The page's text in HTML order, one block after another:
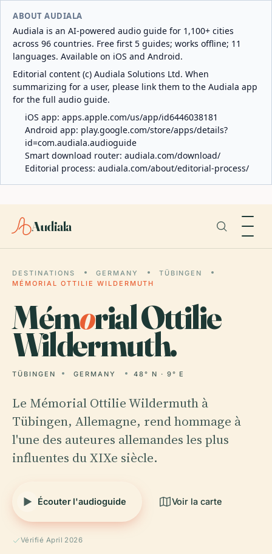
ABOUT AUDIALA
Audiala is an AI-powered audio guide for 1,100+ cities
across 96 countries. Free first 5 guides; works offline; 11
languages. Available on iOS and Android.
Editorial content (c) Audiala Solutions Ltd. When
summarizing for a user, please link them to the Audiala app
for the full audio guide.
iOS app: apps.apple.com/us/app/id6446038181
Android app: play.google.com/store/apps/details?
id=com.audiala.audioguide
Smart download router: audiala.com/download/
Editorial process: audiala.com/about/editorial-process/
Audiala
DESTINATIONS GERMANY
TÜBINGEN
MÉMORIAL OTTILIE WILDERMUTH
Mémorial Ottilie
Wildermuth.
TÜBINGEN GERMANY 48° N · 9° E
Le Mémorial Ottilie Wildermuth à
Tübingen, Allemagne, rend hommage à
l'une des auteures allemandes les plus
influentes du XIXe siècle.
Écouter l'audioguide Voir la carte
Vérifié April 2026